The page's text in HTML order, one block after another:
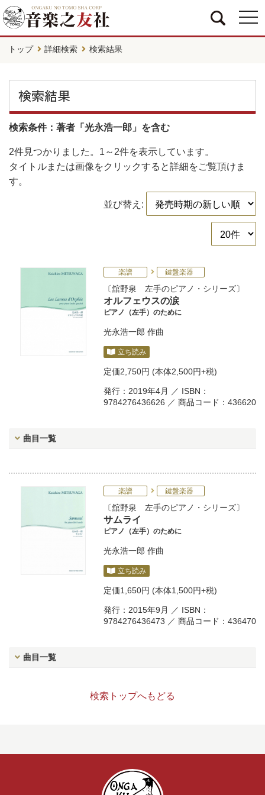
トップ 詳細検索 検索結果
検索結果
検索条件：著者「光永浩一郎」を含む
2件見つかりました。 1～2件を表示しています。
タイトルまたは画像をクリックすると詳細をご覧頂けま
す。
並び替え:
楽譜 鍵盤楽器
舘野泉 左手のピアノ・シリーズ
オルフェウスの涙
ピアノ（左手）のために
光永浩一郎 作曲
立ち読み
定価2,750円 (本体2,500円+税)
発行：2019年4月 ／ ISBN：
9784276436626 ／ 商品コード：436620
曲目一覧
楽譜 鍵盤楽器
舘野泉 左手のピアノ・シリーズ
サムライ
ピアノ（左手）のために
光永浩一郎 作曲
立ち読み
定価1,650円 (本体1,500円+税)
発行：2015年9月 ／ ISBN：
9784276436473 ／ 商品コード：436470
曲目一覧
検索トップへもどる